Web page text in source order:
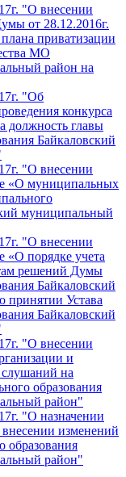
"О внесении
от 28.12.2016г.
приватизации
МО
район на
"Об
конкурса
должность главы
Байкаловский
"О внесении
«О муниципальных
муниципальный
"О внесении
порядке учета
решений Думы
Байкаловский
принятии Устава
Байкаловский
"О внесении
и
на
образования
район"
"О назначении
изменений
образования
район"